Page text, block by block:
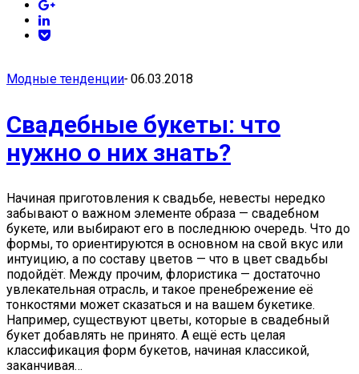
Модные тенденции- 06.03.2018
Свадебные букеты: что
нужно о них знать?
Начиная приготовления к свадьбе, невесты нередко
забывают о важном элементе образа — свадебном
букете, или выбирают его в последнюю очередь. Что до
формы, то ориентируются в основном на свой вкус или
интуицию, а по составу цветов — что в цвет свадьбы
подойдёт. Между прочим, флористика — достаточно
увлекательная отрасль, и такое пренебрежение её
тонкостями может сказаться и на вашем букетике.
Например, существуют цветы, которые в свадебный
букет добавлять не принято. А ещё есть целая
классификация форм букетов, начиная классикой,
заканчивая…